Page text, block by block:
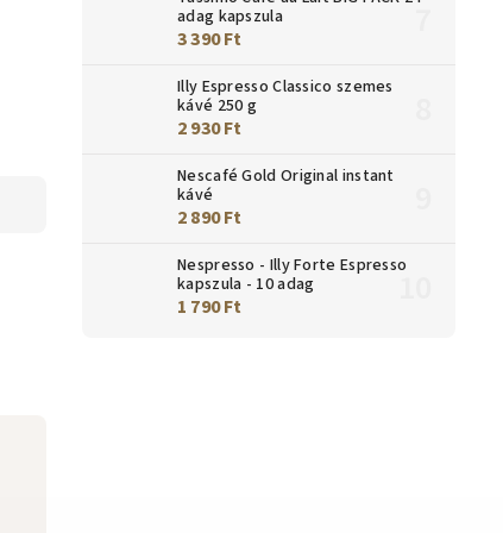
adag kapszula
3 390 Ft
Illy Espresso Classico szemes
kávé 250 g
2 930 Ft
Nescafé Gold Original instant
kávé
2 890 Ft
Nespresso - Illy Forte Espresso
kapszula - 10 adag
1 790 Ft